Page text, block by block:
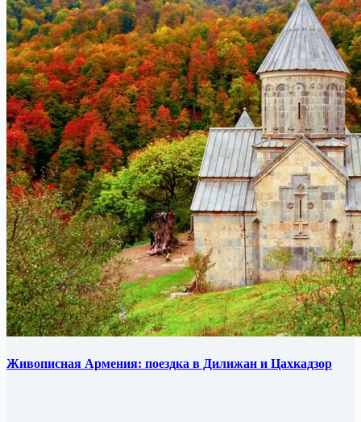
Живописная Армения: поездка в Дилижан и Цахкадзор